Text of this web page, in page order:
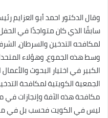
وقال الدكتور احمد أبو العزايم
سابقًا الذي كان متواجدًا في
لمكافحه التدخين والسرطان،
وسط هذه الجموع، وهؤلاء
الكبير في اختيار البحوث
الجمعية الكويتية لمكافحة
مكافحة هذه الآفة وإنجازات في
ليس في الكويت فحسب بل في